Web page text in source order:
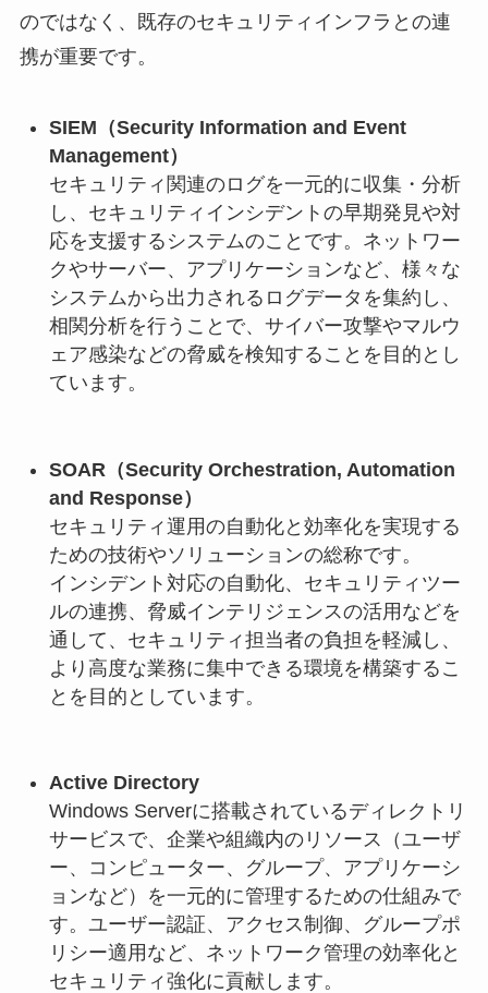
のではなく、既存のセキュリティインフラとの連
携が重要です。
SIEM（Security Information and Event
Management）
セキュリティ関連のログを一元的に収集・分析
し、セキュリティインシデントの早期発見や対
応を支援するシステムのことです。ネットワー
クやサーバー、アプリケーションなど、様々な
システムから出力されるログデータを集約し、
相関分析を行うことで、サイバー攻撃やマルウ
ェア感染などの脅威を検知することを目的とし
ています。
SOAR（Security Orchestration, Automation
and Response）
セキュリティ運用の自動化と効率化を実現する
ための技術やソリューションの総称です。
インシデント対応の自動化、セキュリティツー
ルの連携、脅威インテリジェンスの活用などを
通して、セキュリティ担当者の負担を軽減し、
より高度な業務に集中できる環境を構築するこ
とを目的としています。
Active Directory
Windows Serverに搭載されているディレクトリ
サービスで、企業や組織内のリソース（ユーザ
ー、コンピューター、グループ、アプリケーシ
ョンなど）を一元的に管理するための仕組みで
す。ユーザー認証、アクセス制御、グループポ
リシー適用など、ネットワーク管理の効率化と
セキュリティ強化に貢献します。